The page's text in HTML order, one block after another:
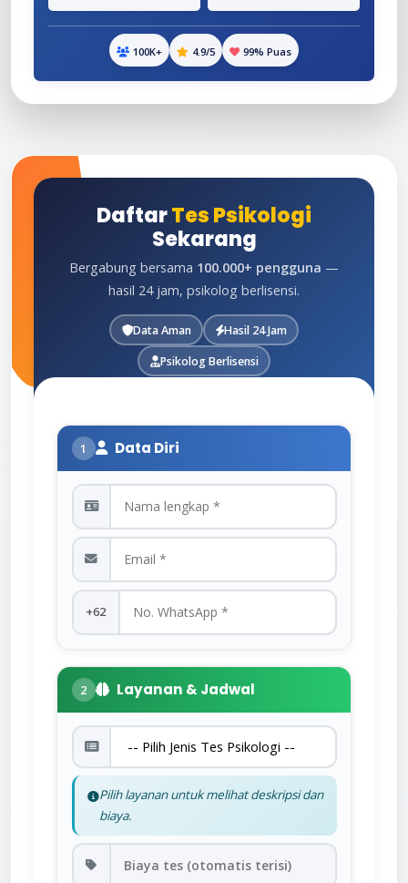
100K+ 4.9/5 99% Puas
DaftarTes Psikologi
Sekarang
Bergabung bersama 100.000+ pengguna —
hasil 24 jam, psikolog berlisensi.
Data Aman
Hasil 24 Jam
Psikolog Berlisensi
1 Data Diri
+62
2 Layanan & Jadwal
Pilih layanan untuk melihat deskripsi dan
biaya.